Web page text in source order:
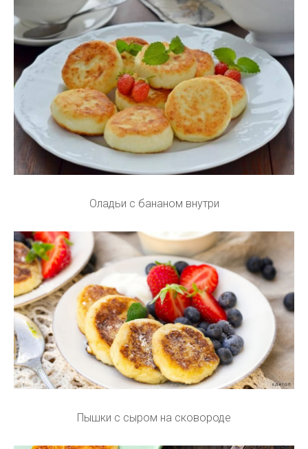
Оладьи с бананом внутри
Пышки с сыром на сковороде